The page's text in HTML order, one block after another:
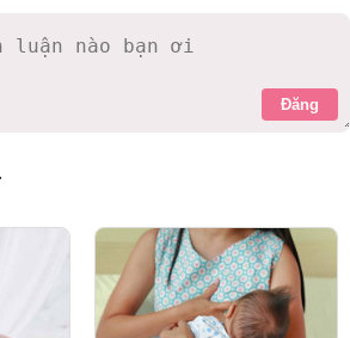
Đăng